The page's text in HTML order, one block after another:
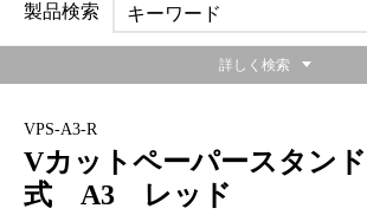
VPS-A3-R
Vカットペーパースタン
式 A3 レッド
製品検索
詳しく検索